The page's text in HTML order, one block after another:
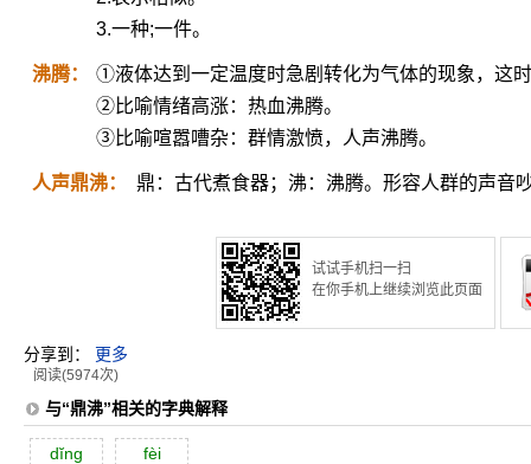
3.一种;一件。
沸腾：
①液体达到一定温度时急剧转化为气体的现象，这
②比喻情绪高涨：热血沸腾。
③比喻喧嚣嘈杂：群情激愤，人声沸腾。
人声鼎沸： 鼎：古代煮食器；沸：沸腾。形容人群的声音
试试手机扫一扫
在你手机上继续浏览此页面
分享到： 更多
阅读(5974次)
与“鼎沸”相关的字典解释
dĭng fèi